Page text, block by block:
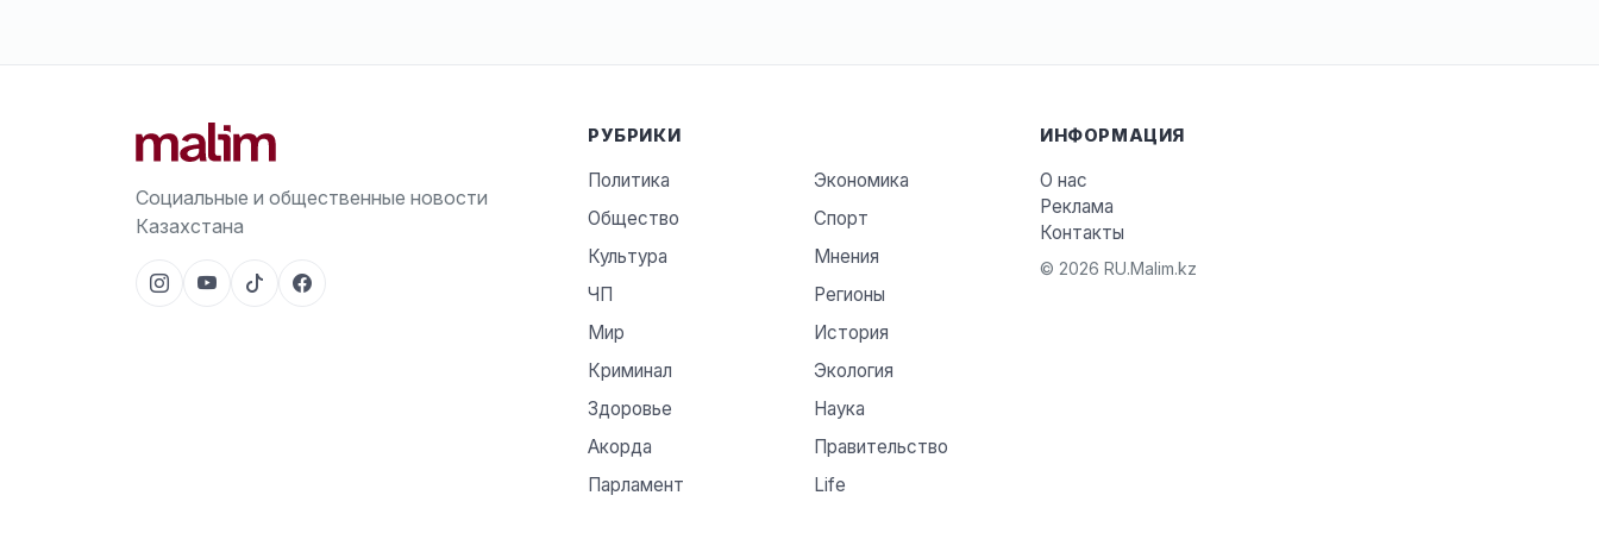
Социальные и общественные новости
Казахстана
РУБРИКИ
Политика
Экономика
Общество
Спорт
Культура
Мнения
ЧП
Регионы
Мир
История
Криминал
Экология
Здоровье
Наука
Акорда
Правительство
Парламент
Life
ИНФОРМАЦИЯ
О нас
Реклама
Контакты
© 2026 RU.Malim.kz